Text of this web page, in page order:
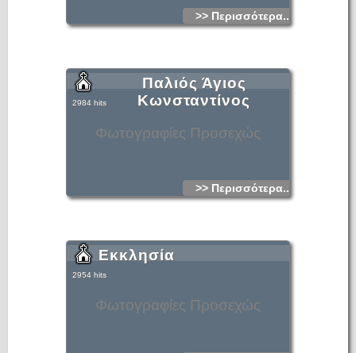
>> Περισσότερα...
Φωτογραφίες Προσεχώς
Παλιός Άγιος
Κωνσταντίνος
2984 hits
>> Περισσότερα...
Φωτογραφίες Προσεχώς
Εκκλησία
2954 hits